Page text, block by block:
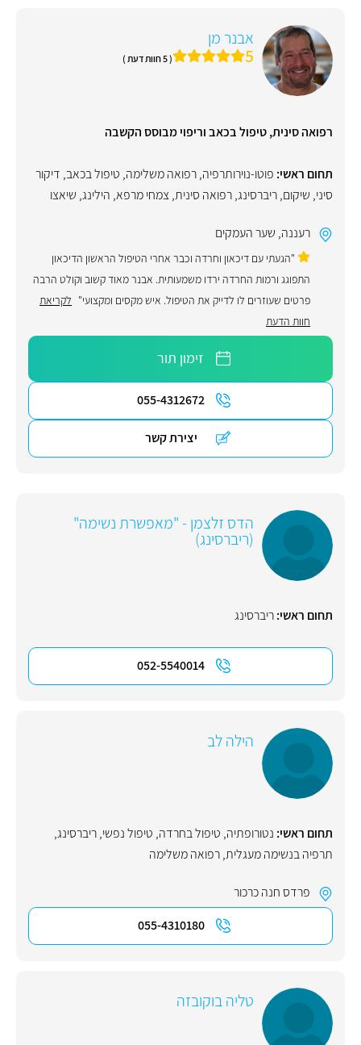
אבנר מן
5 ( 5 חוות דעת )
רפואה סינית, טיפול בכאב וריפוי מבוסס הקשבה
תחום ראשי: פוטו-נוירותרפיה,רפואה משלימה, טיפול בכאב, דיקור
סיני, שיקום,ריברסינג,רפואה סינית, צמחי מרפא, הילינג, שיאצו
רעננה, שער העמקים
"הגעתי עם דיכאון וחרדה וכבר אחרי הטיפול הראשון הדיכאון
התפוגג ורמות החרדה ירדו משמעותית. אבנר מאוד קשוב וקולט הרבה
פרטים שעוזרים לו לדייק את הטיפול. איש מקסים ומקצועי" לקריאת
חוות הדעת
זימון תור
055-4312672
יצירת קשר
הדס זלצמן - "מאפשרת נשימה"
(ריברסינג)
תחום ראשי:ריברסינג
052-5540014
הילה לב
תחום ראשי: נטורופתיה, טיפול בחרדה, טיפול נפשי,ריברסינג,
תרפיה בנשימה מעגלית,רפואה משלימה
פרדס חנה כרכור
055-4310180
טליה בוקובזה